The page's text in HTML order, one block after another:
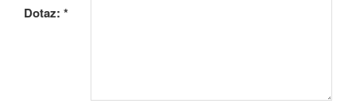
Dotaz: *